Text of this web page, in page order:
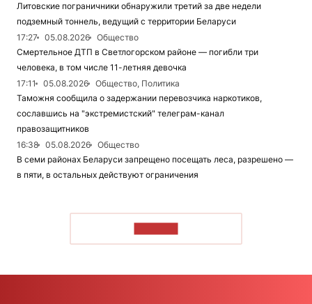
Литовские пограничники обнаружили третий за две недели
подземный тоннель, ведущий с территории Беларуси
17:27
05.08.2026
Общество
Смертельное ДТП в Светлогорском районе — погибли три
человека, в том числе 11-летняя девочка
17:11
05.08.2026
Общество, Политика
Таможня сообщила о задержании перевозчика наркотиков,
сославшись на "экстремистский" телеграм-канал
правозащитников
16:38
05.08.2026
Общество
В семи районах Беларуси запрещено посещать леса, разрешено —
в пяти, в остальных действуют ограничения